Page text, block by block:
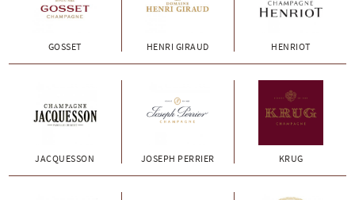
GOSSET HENRI GIRAUD HENRIOT
JACQUESSON JOSEPH PERRIER KRUG